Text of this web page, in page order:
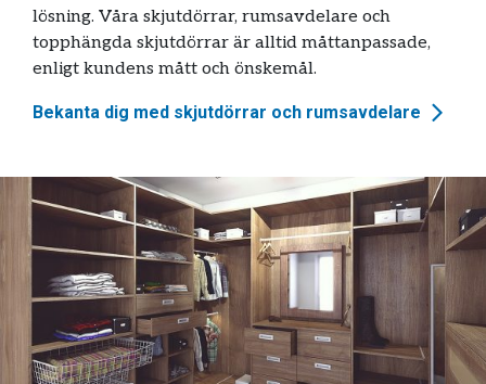
lösning. Våra skjutdörrar, rumsavdelare och
topphängda skjutdörrar är alltid måttanpassade,
enligt kundens mått och önskemål.
Bekanta dig med skjutdörrar och rumsavdelare